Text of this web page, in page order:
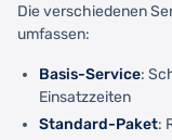
Die verschiedenen
umfassen:
Basis-Service:
Einsatzzeiten
Standard-Paket: